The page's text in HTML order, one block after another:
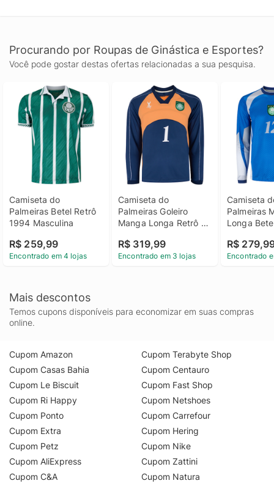
Procurando por Roupas de Ginástica e Esportes?
Você pode gostar destas ofertas relacionadas a sua pesquisa.
Camiseta do
Palmeiras Betel Retrô
1994 Masculina
R$ 259,99
Encontrado em 4 lojas
Camiseta do
Palmeiras Goleiro
Manga Longa Retrô
R$ 319,99
Encontrado em 3 lojas
Camiseta
Palmeiras
Longa
Retrô 1999
R$
Encontrado
Mais descontos
Temos cupons disponíveis para economizar em suas compras
online.
Cupom Amazon
Cupom Casas Bahia
Cupom Le Biscuit
Cupom Ri Happy
Cupom Ponto
Cupom Extra
Cupom Petz
Cupom AliExpress
Cupom C&A
Cupom Terabyte Shop
Cupom Centauro
Cupom Fast Shop
Cupom Netshoes
Cupom Carrefour
Cupom Hering
Cupom Nike
Cupom Zattini
Cupom Natura